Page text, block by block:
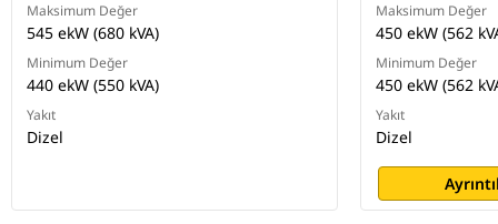
Maksimum Değer
545 ekW (680 kVA)
Minimum Değer
440 ekW (550 kVA)
Yakıt
Dizel
Maksimum Değer
450 ekW (562
Minimum Değer
450 ekW (562
Yakıt
Dizel